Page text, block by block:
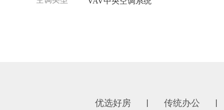
优选好房 传统办公